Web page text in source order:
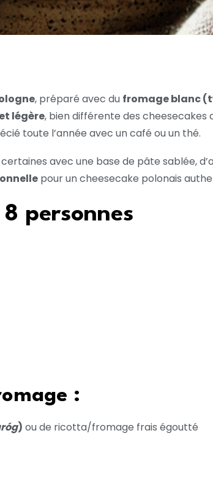
, préparé avec du fromage blanc
légère, bien différente des cheesecakes
toute l’année avec un café ou un thé.
certaines avec une base de pâte sablée,
pour un cheesecake polonais
personnes
:
) ou de ricotta/fromage frais égoutté